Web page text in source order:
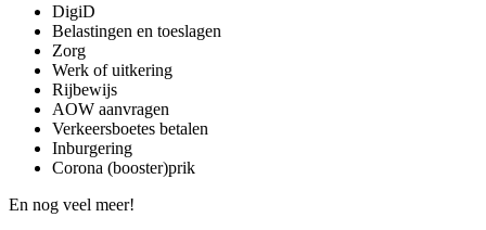
DigiD
Belastingen en toeslagen
Zorg
Werk of uitkering
Rijbewijs
AOW aanvragen
Verkeersboetes betalen
Inburgering
Corona (booster)prik
En nog veel meer!